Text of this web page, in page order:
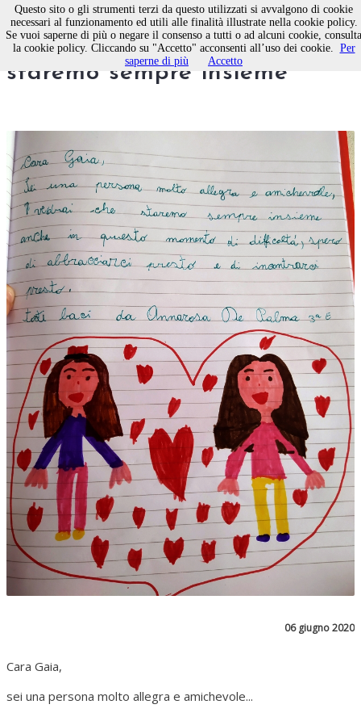
Cara Gaia, vedrai che
staremo sempre insieme
06 giugno 2020
Cara Gaia,
sei una persona molto allegra e amichevole...
Questo sito o gli strumenti terzi da questo utilizzati si avvalgono di cookie
necessari al funzionamento ed utili alle finalità illustrate nella cookie policy.
Se vuoi saperne di più o negare il consenso a tutti o ad alcuni cookie, consulta
la cookie policy. Cliccando su "Accetto" acconsenti all’uso dei cookie. Per
saperne di più
Accetto